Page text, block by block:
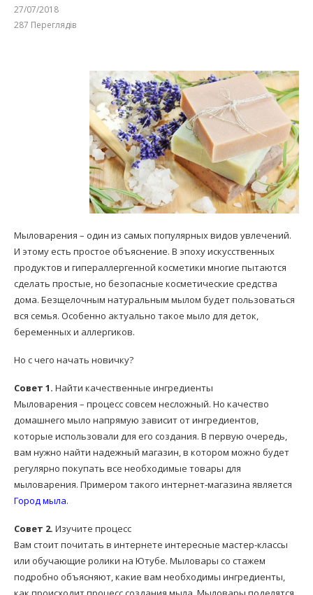
27/07/2018
287 Переглядів
Мыловарения – один из самых популярных видов увлечений.
И этому есть простое объяснение. В эпоху искусственных
продуктов и гипераллергенной косметики многие пытаются
сделать простые, но безопасные косметические средства
дома. Безщелочным натуральным мылом будет пользоваться
вся семья. Особенно актуально такое мыло для деток,
беременных и аллергиков.
Но с чего начать новичку?
Совет 1. Найти качественные ингредиенты
Мыловарения – процесс совсем несложный. Но качество
домашнего мыло напрямую зависит от ингредиентов,
которые использовали для его создания. В первую очередь,
вам нужно найти надежный магазин, в котором можно будет
регулярно покупать все необходимые товары для
мыловарения. Примером такого интернет-магазина является
Город мыла.
Совет 2. Изучите процесс
Вам стоит почитать в интернете интересные мастер-классы
или обучающие ролики на Ютубе. Мыловары со стажем
подробно объясняют, какие вам необходимы ингредиенты,